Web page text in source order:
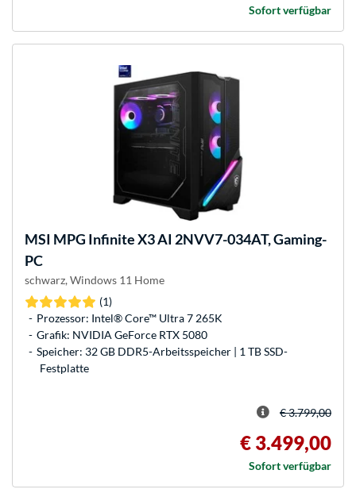
Sofort verfügbar
MSI MPG Infinite X3 AI 2NVV7-034AT, Gaming-
PC
schwarz, Windows 11 Home
(1)
Prozessor: Intel® Core™ Ultra 7 265K
Grafik: NVIDIA GeForce RTX 5080
Speicher: 32 GB DDR5-Arbeitsspeicher | 1 TB SSD-
Festplatte
€ 3.799,00
€ 3.499,00
Sofort verfügbar